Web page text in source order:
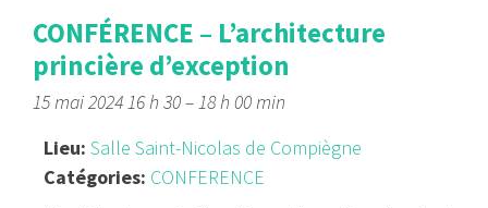
CONFÉRENCE – L’architecture
princière d’exception
15 mai 2024 16 h 30–18 h 00 min
Lieu: Salle Saint-Nicolas de Compiègne
Catégories: CONFERENCE